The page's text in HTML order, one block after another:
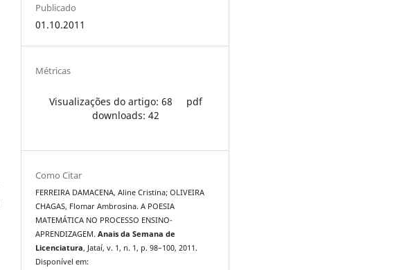
Publicado
01.10.2011
Métricas
Visualizações do artigo: 68
pdf
downloads: 42
Como Citar
FERREIRA DAMACENA, Aline Cristina; OLIVEIRA
CHAGAS, Flomar Ambrosina. A POESIA
MATEMÁTICA NO PROCESSO ENSINO-
APRENDIZAGEM.Anais da Semana de
Licenciatura, Jataí, v. 1, n. 1, p. 98–100, 2011.
Disponível em: